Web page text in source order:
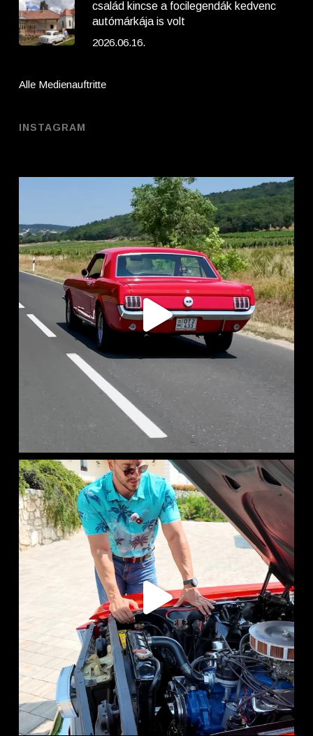
család kincse a focilegendák kedvenc
autómárkája is volt
2026.06.16.
Alle Medienauftritte
INSTAGRAM